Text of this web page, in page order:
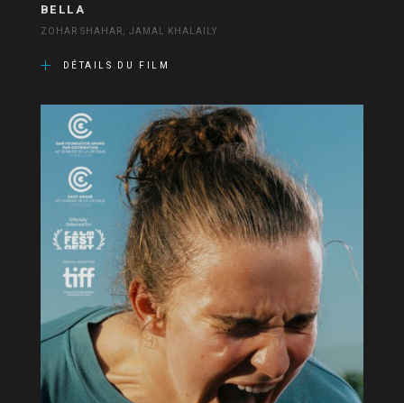
BELLA
ZOHAR SHAHAR, JAMAL KHALAILY
DÉTAILS DU FILM